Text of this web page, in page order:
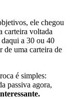
ele chegou
carteira voltada
a 30 ou 40
de uma carteira de
é simples:
passiva agora,